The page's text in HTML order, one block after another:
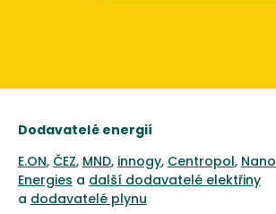
Dodavatelé energií
E.ON, ČEZ, MND, innogy, Centropol, Nano
Energies a další dodavatelé elektřiny
a dodavatelé plynu